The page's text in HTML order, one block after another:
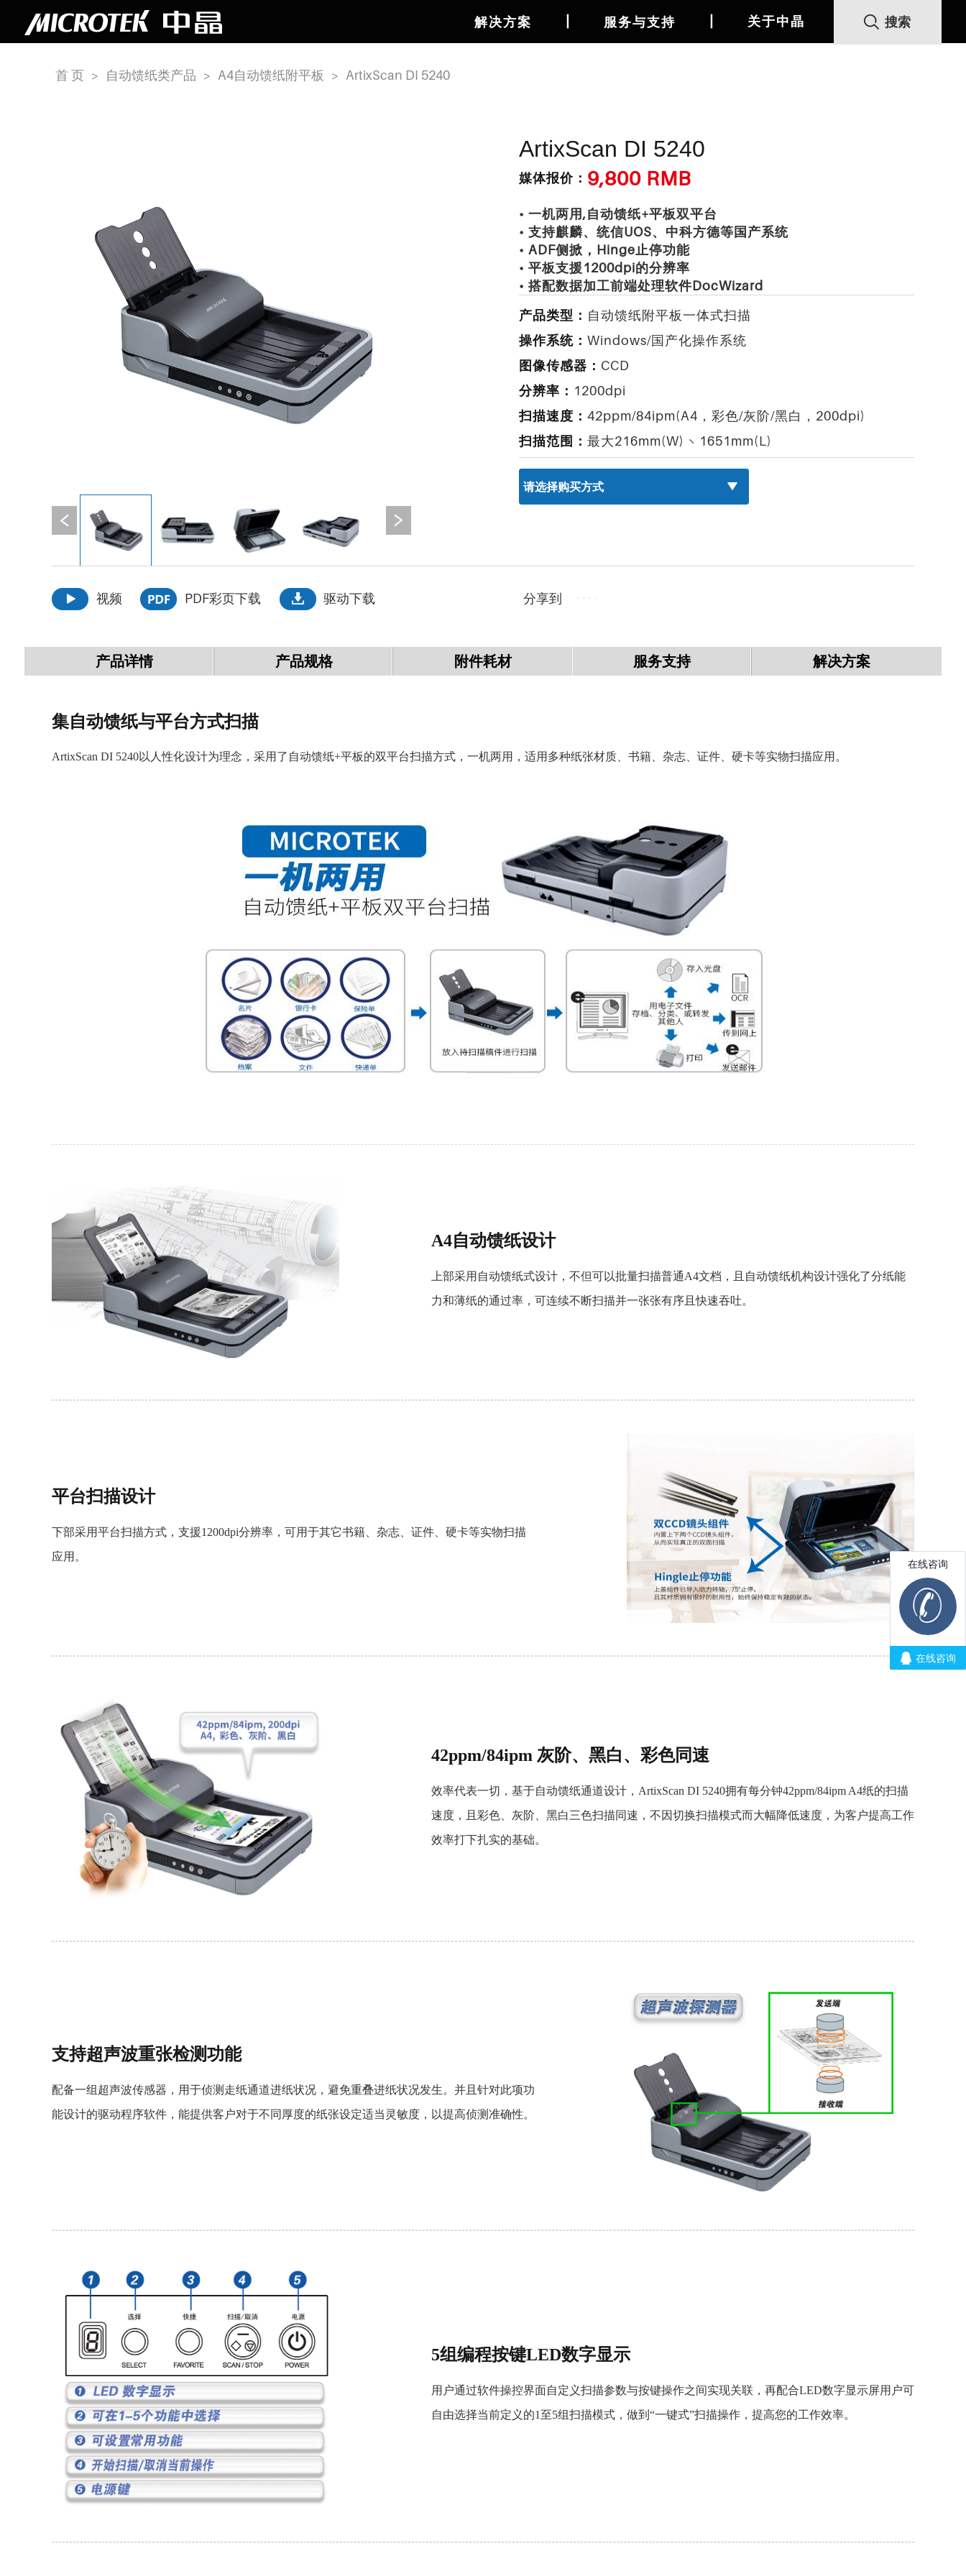
解决方案 服务与支持 关于中晶
首 页 > 自动馈纸类产品 > A4自动馈纸附平板 > ArtixScan DI 5240
ArtixScan DI 5240
媒体报价： 9,800 RMB
• 一机两用,自动馈纸+平板双平台
• 支持麒麟、统信UOS、中科方德等国产系统
• ADF侧掀，Hinge止停功能
• 平板支援1200dpi的分辨率
• 搭配数据加工前端处理软件DocWizard
产品类型： 自动馈纸附平板一体式扫描
操作系统： Windows/国产化操作系统
图像传感器： CCD
分辨率： 1200dpi
扫描速度： 42ppm/84ipm(A4，彩色/灰阶/黑白，200dpi)
扫描范围： 最大216mm(W) × 1651mm(L)
视频 PDF彩页下载 驱动下载 分享到
产品详情 产品规格 附件耗材 服务支持 解决方案
集自动馈纸与平台方式扫描
ArtixScan DI 5240以人性化设计为理念，采用了自动馈纸+平板的双平台扫描方式，一机两用，适用多种纸张材质、书籍、杂志、证件、硬卡等实物扫描应用。
A4自动馈纸设计
上部采用自动馈纸式设计，不但可以批量扫描普通A4文档，且自动馈纸机构设计强化了分纸能
力和薄纸的通过率，可连续不断扫描并一张张有序且快速吞吐。
平台扫描设计
下部采用平台扫描方式，支援1200dpi分辨率，可用于其它书籍、杂志、证件、硬卡等实物扫描
应用。
42ppm/84ipm 灰阶、黑白、彩色同速
效率代表一切，基于自动馈纸通道设计，ArtixScan DI 5240拥有每分钟42ppm/84ipm A4纸的扫描
速度，且彩色、灰阶、黑白三色扫描同速，不因切换扫描模式而大幅降低速度，为客户提高工作
效率打下扎实的基础。
支持超声波重张检测功能
配备一组超声波传感器，用于侦测走纸通道进纸状况，避免重叠进纸状况发生。并且针对此项功
能设计的驱动程序软件，能提供客户对于不同厚度的纸张设定适当灵敏度，以提高侦测准确性。
5组编程按键LED数字显示
用户通过软件操控界面自定义扫描参数与按键操作之间实现关联，再配合LED数字显示屏用户可
自由选择当前定义的1至5组扫描模式，做到“一键式”扫描操作，提高您的工作效率。